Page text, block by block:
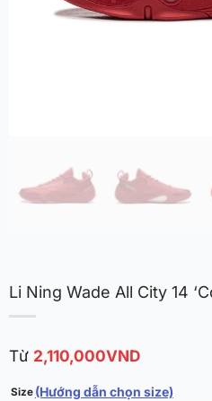
Li Ning Wade All City 14
Từ 2,110,000VND
Size (Hướng dẫn chọn size)